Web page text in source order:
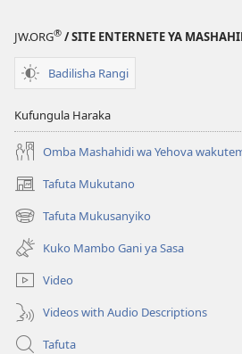
JW.ORG® / SITE ENTERNETE YA
Badilisha Rangi
Kufungula Haraka
Omba Mashahidi wa Yehova
Tafuta Mukutano
(opens
new
window)
Tafuta Mukusanyiko
(opens
new
window)
Kuko Mambo Gani ya Sasa
Video
Videos with Audio Descriptions
Tafuta